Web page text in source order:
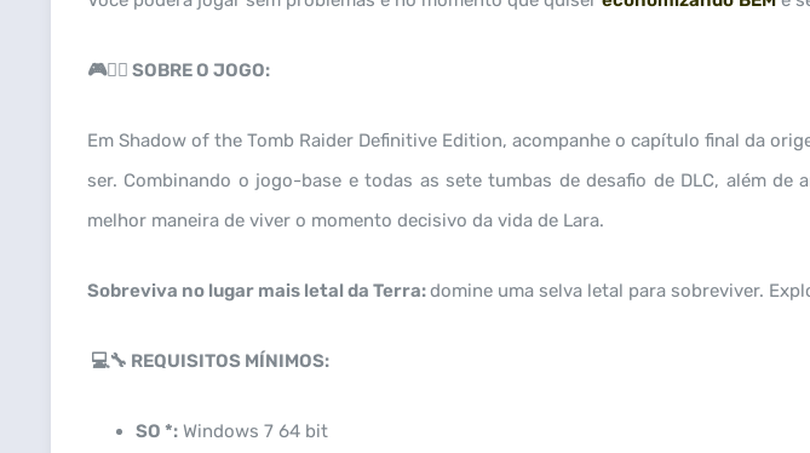
🎮🧙‍♂️ SOBRE O JOGO:
Em Shadow of the Tomb Raider Definitive Edition, acompanhe o capítulo final da
ser. Combinando o jogo-base e todas as sete tumbas de desafio de DLC, além
melhor maneira de viver o momento decisivo da vida de Lara.
Sobreviva no lugar mais letal da Terra:domine uma selva letal para sobreviver.
💻🔧 REQUISITOS MÍNIMOS:
SO *: Windows 7 64 bit